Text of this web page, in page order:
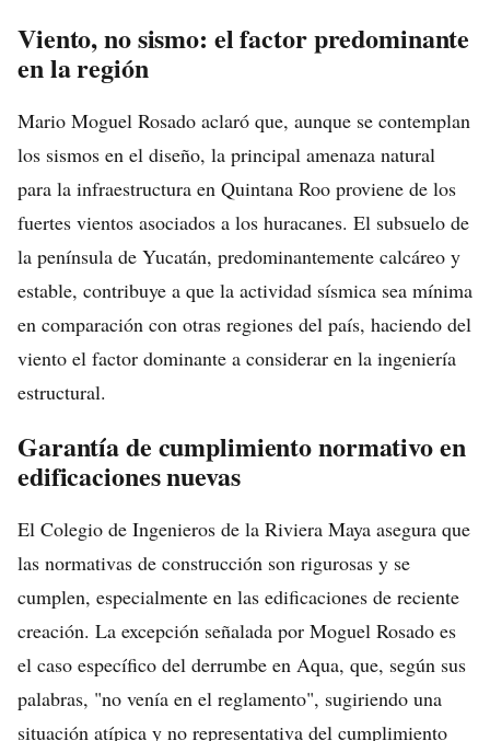
Viento, no sismo: el factor predominante
en la región
Mario Moguel Rosado aclaró que, aunque se contemplan
los sismos en el diseño, la principal amenaza natural
para la infraestructura en Quintana Roo proviene de los
fuertes vientos asociados a los huracanes. El subsuelo de
la península de Yucatán, predominantemente calcáreo y
estable, contribuye a que la actividad sísmica sea mínima
en comparación con otras regiones del país, haciendo del
viento el factor dominante a considerar en la ingeniería
estructural.
Garantía de cumplimiento normativo en
edificaciones nuevas
El Colegio de Ingenieros de la Riviera Maya asegura que
las normativas de construcción son rigurosas y se
cumplen, especialmente en las edificaciones de reciente
creación. La excepción señalada por Moguel Rosado es
el caso específico del derrumbe en Aqua, que, según sus
palabras, "no venía en el reglamento", sugiriendo una
situación atípica y no representativa del cumplimiento